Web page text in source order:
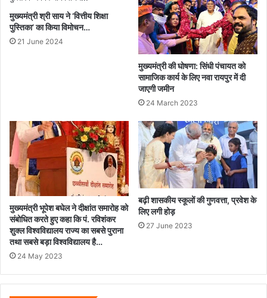
आरोपी
गिरफ्तार
मुख्यमंत्री श्री साय ने ‘वित्तीय शिक्षा
पुस्तिका’ का किया विमोचन…
21 June 2024
मुख्यमंत्री की घोषणा: सिंधी पंचायत को
सामाजिक कार्य के लिए नवा रायपुर में दी
जाएगी जमीन
24 March 2023
मुख्यमंत्री भूपेश बघेल ने दीक्षांत समारोह को
संबोधित करते हुए कहा कि पं. रविशंकर
शुक्ल विश्वविद्यालय राज्य का सबसे पुराना
तथा सबसे बड़ा विश्वविद्यालय है…
24 May 2023
बढ़ी शासकीय स्कूलों की गुणवत्ता, प्रवेश के
लिए लगी होड़
27 June 2023